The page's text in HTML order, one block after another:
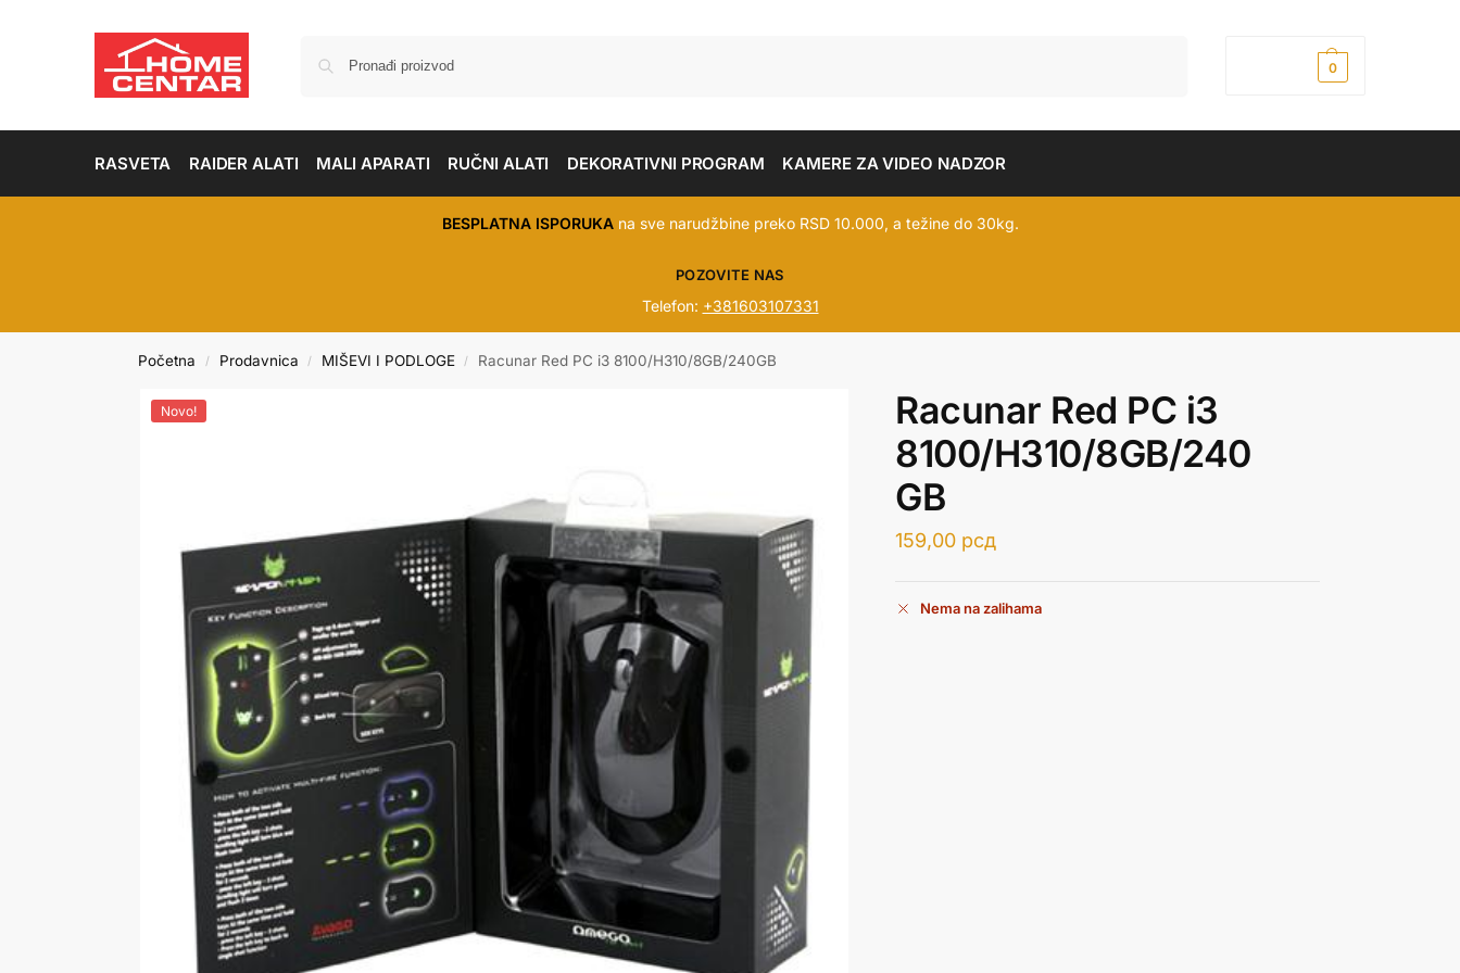
0
RASVETA RAIDER ALATI MALI APARATI RUČNI ALATI DEKORATIVNI PROGRAM KAMERE ZA VIDEO NADZOR
BESPLATNA ISPORUKAna sve narudžbine preko RSD 10.000, a težine do 30kg.
POZOVITE NAS
Telefon: +381603107331
Početna / Prodavnica / MIŠEVI I PODLOGE / Racunar Red PC i3 8100/H310/8GB/240GB
Novo!
Racunar Red PC i3
8100/H310/8GB/240
GB
159,00 рсд
Nema na zalihama